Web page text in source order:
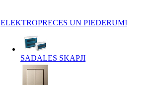
ELEKTROPRECES UN PIEDERUMI
SADALES SKAPJI